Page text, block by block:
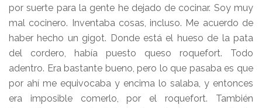
por suerte para la gente he dejado de cocinar. Soy muy
mal cocinero. Inventaba cosas, incluso. Me acuerdo de
haber hecho un gigot. Donde está el hueso de la pata
del cordero, había puesto queso roquefort. Todo
adentro. Era bastante bueno, pero lo que pasaba es que
por ahí me equivocaba y encima lo salaba, y entonces
era imposible comerlo, por el roquefort. También